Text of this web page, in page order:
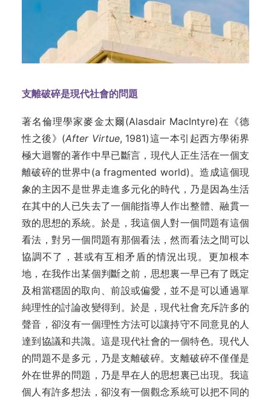
支離破碎是現代社會的問題
著名倫理學家麥金太爾(Alasdair MacIntyre)在《德
性之後》(After Virtue, 1981)這一本引起西方學術界
極大迴響的著作中早已斷言，現代人正生活在一個支
離破碎的世界中(a fragmented world)。造成這個現
象的主因不是世界走進多元化的時代，乃是因為生活
在其中的人已失去了一個能指導人作出整體、融貫一
致的思想的系統。於是，我這個人對一個問題有這個
看法，對另一個問題有那個看法，然而看法之間可以
協調不了，甚或有互相矛盾的情況出現。更加根本
地，在我作出某個判斷之前，思想裏一早已有了既定
及相當穩固的取向、前設或偏愛，並不是可以通過單
純理性的討論改變得到。於是，現代社會充斥許多的
聲音，卻沒有一個理性方法可以讓持守不同意見的人
達到協議和共識。這是現代社會的一個特色。現代人
的問題不是多元，乃是支離破碎。支離破碎不僅僅是
外在世界的問題，乃是早在人的思想裏已出現。我這
個人有許多想法，卻沒有一個觀念系統可以把不同的